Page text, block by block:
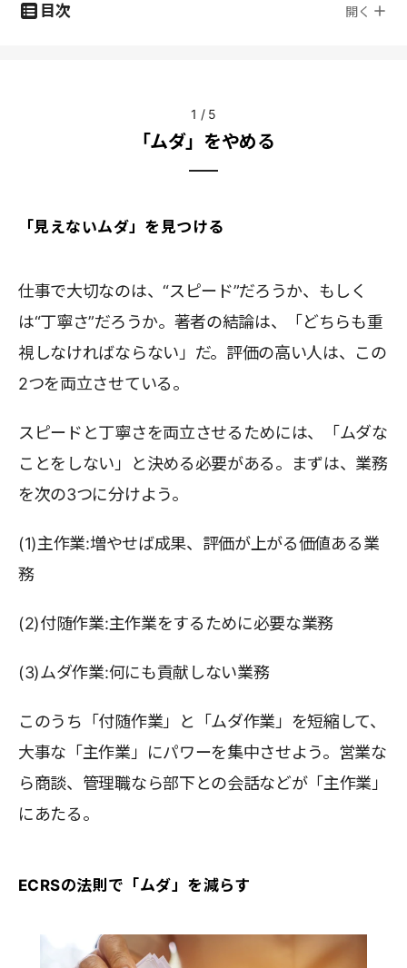
目次 開く
1 / 5
「ムダ」をやめる
「見えないムダ」を見つける
仕事で大切なのは、“スピード”だろうか、もしく
は“丁寧さ”だろうか。著者の結論は、「どちらも重
視しなければならない」だ。評価の高い人は、この
2つを両立させている。
スピードと丁寧さを両立させるためには、「ムダな
ことをしない」と決める必要がある。まずは、業務
を次の3つに分けよう。
(1)主作業:増やせば成果、評価が上がる価値ある業
務
(2)付随作業:主作業をするために必要な業務
(3)ムダ作業:何にも貢献しない業務
このうち「付随作業」と「ムダ作業」を短縮して、
大事な「主作業」にパワーを集中させよう。営業な
ら商談、管理職なら部下との会話などが「主作業」
にあたる。
ECRSの法則で「ムダ」を減らす